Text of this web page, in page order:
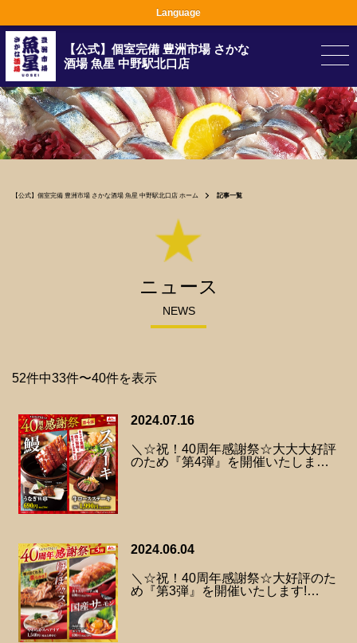
【公式】個室完備 豊洲市場 さかな
酒場 魚星 中野駅北口店
【公式】個室完備 豊洲市場 さかな酒場 魚星 中野駅北口店 ホーム 記事一覧
ニュース
NEWS
52件中33件〜40件を表示
2024.07.16
＼☆祝！40周年感謝祭☆大大大好評
のため『第4弾』を開催いたしま…
2024.06.04
＼☆祝！40周年感謝祭☆大好評のた
め『第3弾』を開催いたします!…
Language